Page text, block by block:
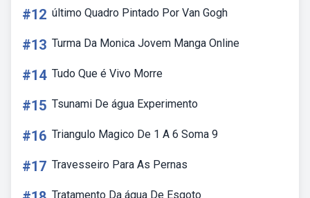
#12 último Quadro Pintado Por Van Gogh
#13 Turma Da Monica Jovem Manga Online
#14 Tudo Que é Vivo Morre
#15 Tsunami De água Experimento
#16 Triangulo Magico De 1 A 6 Soma 9
#17 Travesseiro Para As Pernas
Tratamento Da água De Esgoto